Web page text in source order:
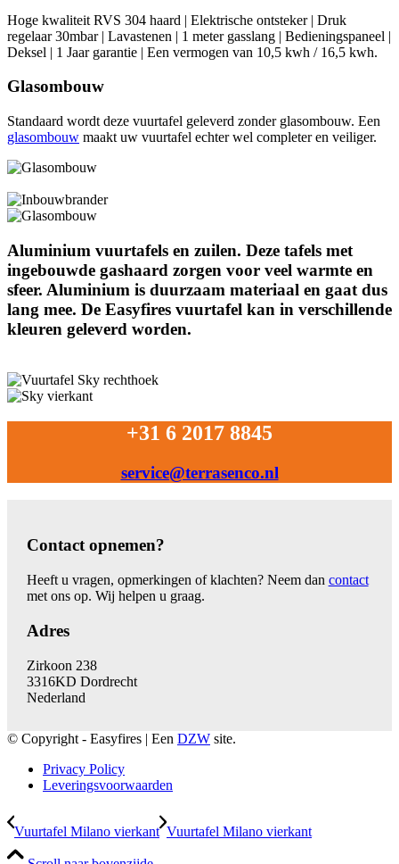
Hoge kwaliteit RVS 304 haard | Elektrische ontsteker | Druk
regelaar 30mbar | Lavastenen | 1 meter gasslang | Bedieningspaneel |
Deksel | 1 Jaar garantie | Een vermogen van 10,5 kwh / 16,5 kwh.
Glasombouw
Standaard wordt deze vuurtafel geleverd zonder glasombouw. Een
glasombouw maakt uw vuurtafel echter wel completer en veiliger.
Aluminium vuurtafels en zuilen. Deze tafels met
ingebouwde gashaard zorgen voor veel warmte en
sfeer. Aluminium is duurzaam materiaal en gaat dus
lang mee. De Easyfires vuurtafel kan in verschillende
kleuren geleverd worden.
+31 6 2017 8845
service@terrasenco.nl
Contact opnemen?
Heeft u vragen, opmerkingen of klachten? Neem dan contact
met ons op. Wij helpen u graag.
Adres
Zirkoon 238
3316KD Dordrecht
Nederland
© Copyright - Easyfires | Een DZW site.
Privacy Policy
Leveringsvoorwaarden
Vuurtafel Milano vierkant Vuurtafel Milano vierkant